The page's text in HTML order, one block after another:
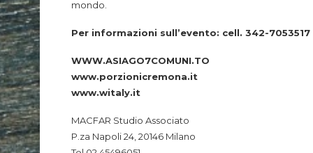
mondo.
Per informazioni sull’evento: cell. 342-7053517
WWW.ASIAGO7COMUNI.TO
www.porzionicremona.it
www.witaly.it
MACFAR Studio Associato
P.za Napoli 24, 20146 Milano